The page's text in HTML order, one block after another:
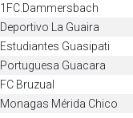
1FC.Dammersbach
Deportivo La Guaira
Estudiantes Guasipati
Portuguesa Guacara
FC Bruzual
Monagas Mérida Chico